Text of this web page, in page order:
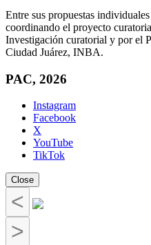
Entre sus propuestas
coordinando el proyecto
Investigación curatorial y por el
Ciudad Juárez, INBA.
PAC, 2026
Instagram
Facebook
X
YouTube
TikTok
Close
<
>